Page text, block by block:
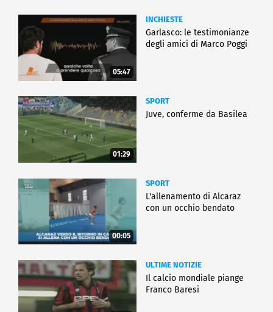
05:47
INCHIESTE
Garlasco: le testimonianze
degli amici di Marco Poggi
01:29
SPORT
Juve, conferme da Basilea
00:05
SPORT
L'allenamento di Alcaraz
con un occhio bendato
ULTIME NOTIZIE
Il calcio mondiale piange
Franco Baresi